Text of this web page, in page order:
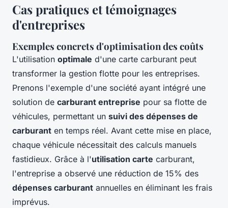
Cas pratiques et témoignages
d'entreprises
Exemples concrets d'optimisation des coûts
L'utilisation optimale d'une carte carburant peut
transformer la gestion flotte pour les entreprises.
Prenons l'exemple d'une société ayant intégré une
solution de carburant entreprise pour sa flotte de
véhicules, permettant un suivi des dépenses de
carburant en temps réel. Avant cette mise en place,
chaque véhicule nécessitait des calculs manuels
fastidieux. Grâce à l'utilisation carte carburant,
l'entreprise a observé une réduction de 15% des
dépenses carburant annuelles en éliminant les frais
imprévus.